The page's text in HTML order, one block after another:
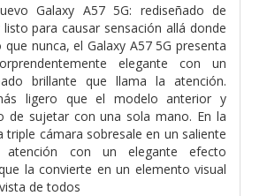
Galaxy A57 5G: rediseñado de
para causar sensación allá donde
nunca, el Galaxy A57 5G presenta
elegante con un
brillante que llama la atención.
ligero que el modelo anterior y
de sujetar con una sola mano. En la
triple cámara sobresale en un saliente
con un elegante efecto
la convierte en un elemento visual
de todos